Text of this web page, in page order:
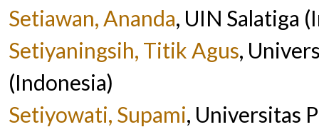
Setiawan, Ananda, UIN Salatiga
Setiyaningsih, Titik Agus,
(Indonesia)
Setiyowati, Supami, Universitas